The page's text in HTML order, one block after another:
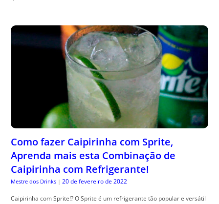
Como fazer Caipirinha com Sprite,
Aprenda mais esta Combinação de
Caipirinha com Refrigerante!
Mestre dos Drinks | 20 de fevereiro de 2022
Caipirinha com Sprite!? O Sprite é um refrigerante tão popular e versátil